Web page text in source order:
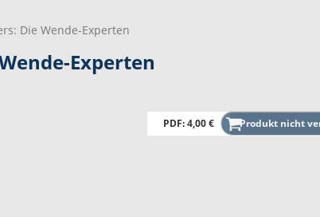
Die Wende-Experten
Experten
PDF: 4,00 €